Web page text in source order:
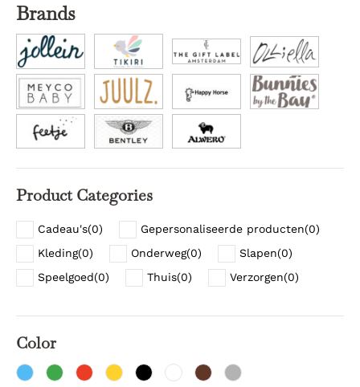
Brands
Product Categories
Cadeau's(0) Gepersonaliseerde producten(0)
Kleding(0) Onderweg(0) Slapen(0)
Speelgoed(0) Thuis(0) Verzorgen(0)
Color